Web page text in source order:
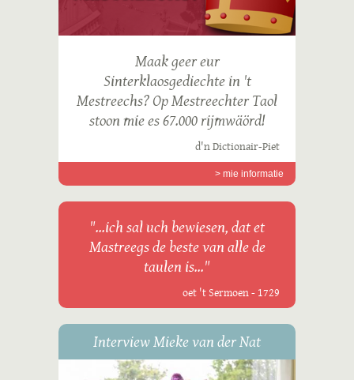
Maak geer eur
Sinterklaosgediechte in 't
Mestreechs? Op Mestreechter Taol
stoon mie es 67.000 rijmwäörd!
d'n Dictionair-Piet
> mie informatie
"...ich sal uch bewiesen, dat et
Mastreegs de beste van alle de
taulen is..."
oet 't Sermoen - 1729
Interview Mieke van der Nat